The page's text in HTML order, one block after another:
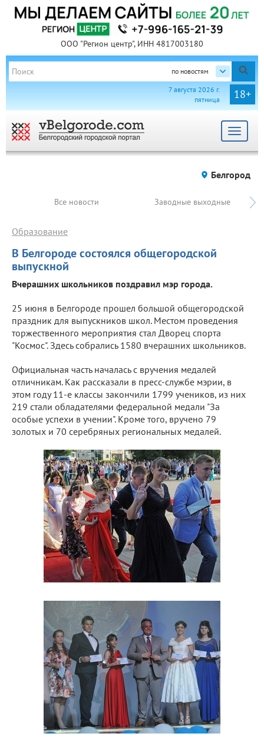
ООО "Регион центр", ИНН 4817003180
по новостям
18+
7 августа 2026 г.
пятница
Toggle
Белгород
Все новости Заводные выходные
В Белгороде состоялся общегородской
выпускной
Образование
Вчерашних школьников поздравил мэр города.
25 июня в Белгороде прошел большой общегородской
праздник для выпускников школ. Местом проведения
торжественного мероприятия стал Дворец спорта
"Космос". Здесь собрались 1580 вчерашних школьников.
Официальная часть началась с вручения медалей
отличникам. Как рассказали в пресс-службе мэрии, в
этом году 11-е классы закончили 1799 учеников, из них
219 стали обладателями федеральной медали "За
особые успехи в учении". Кроме того, вручено 79
золотых и 70 серебряных региональных медалей.